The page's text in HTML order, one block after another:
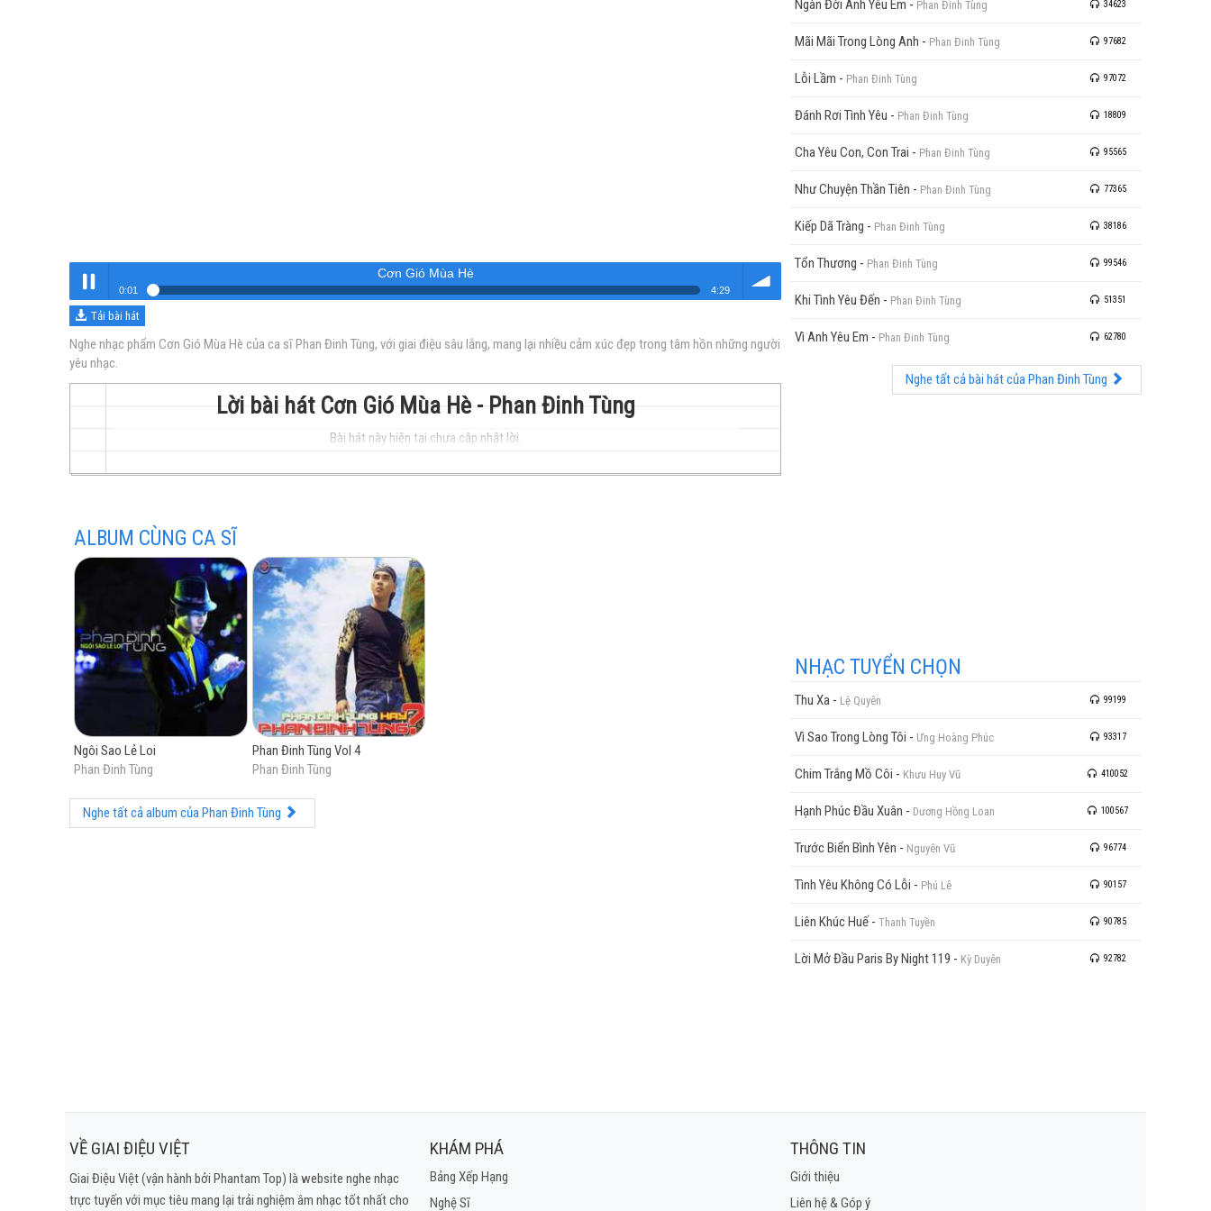
Nghe
hay
nhất
Cơn Gió Mùa Hè
0:01 4:29
Cơn Gió Mùa Hè
Tải bài hát
Nghe nhạc phẩm Cơn Gió Mùa Hè của ca sĩ Phan Đinh Tùng, với giai điệu sâu lắng, mang lại nhiều cảm xúc đẹp trong tâm hồn những người
yêu nhạc.
Lời bài hát Cơn Gió Mùa Hè - Phan Đinh Tùng
Bài hát này hiện tại chưa cập nhật lời.
ALBUM CÙNG CA SĨ
Ngôi Sao Lẻ Loi
Phan Đinh Tùng
Phan Đinh Tùng Vol 4
Phan Đinh Tùng
Nghe tất cả album của Phan Đinh Tùng
Ngàn Đời Anh Yêu Em - Phan Đinh Tùng 34623
Mãi Mãi Trong Lòng Anh - Phan Đinh Tùng 97682
Lỗi Lầm - Phan Đinh Tùng 97072
Đánh Rơi Tình Yêu - Phan Đinh Tùng 18809
Cha Yêu Con, Con Trai - Phan Đinh Tùng 95565
Như Chuyện Thần Tiên - Phan Đinh Tùng 77365
Kiếp Dã Tràng - Phan Đinh Tùng 38186
Tổn Thương - Phan Đinh Tùng 99546
Khi Tình Yêu Đến - Phan Đinh Tùng 51351
Vì Anh Yêu Em - Phan Đinh Tùng 62780
Nghe tất cả bài hát của Phan Đinh Tùng
NHẠC TUYỂN CHỌN
Thu Xa - Lệ Quyên 99199
Vì Sao Trong Lòng Tôi - Ưng Hoàng Phúc 93317
Chim Trắng Mồ Côi - Khưu Huy Vũ 410052
Hạnh Phúc Đầu Xuân - Dương Hồng Loan 100567
Trước Biển Bình Yên - Nguyên Vũ 96774
Tình Yêu Không Có Lỗi - Phú Lê 90157
Liên Khúc Huế- Thanh Tuyền 90785
Lời Mở Đầu Paris By Night 119 - Kỳ Duyên 92782
VỀ GIAI ĐIỆU VIỆT
Giai Điệu Việt (vận hành bởi Phantam Top) là website nghe nhạc
trực tuyến với mục tiêu mang lại trải nghiệm âm nhạc tốt nhất cho
KHÁM PHÁ
Bảng Xếp Hạng
Nghệ Sĩ
THÔNG TIN
Giới thiệu
Liên hệ & Góp ý